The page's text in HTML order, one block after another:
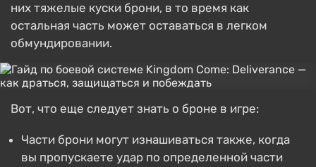
них тяжелые куски брони, в то время как
остальная часть может оставаться в легком
обмундировании.
Вот, что еще следует знать о броне в игре:
Части брони могут изнашиваться также, когда
вы пропускаете удар по определенной части